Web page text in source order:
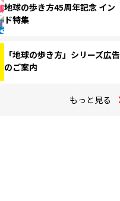
地球の歩き方45周年記念 イン
ド特集
「地球の歩き方」シリーズ広告
のご案内
もっと見る